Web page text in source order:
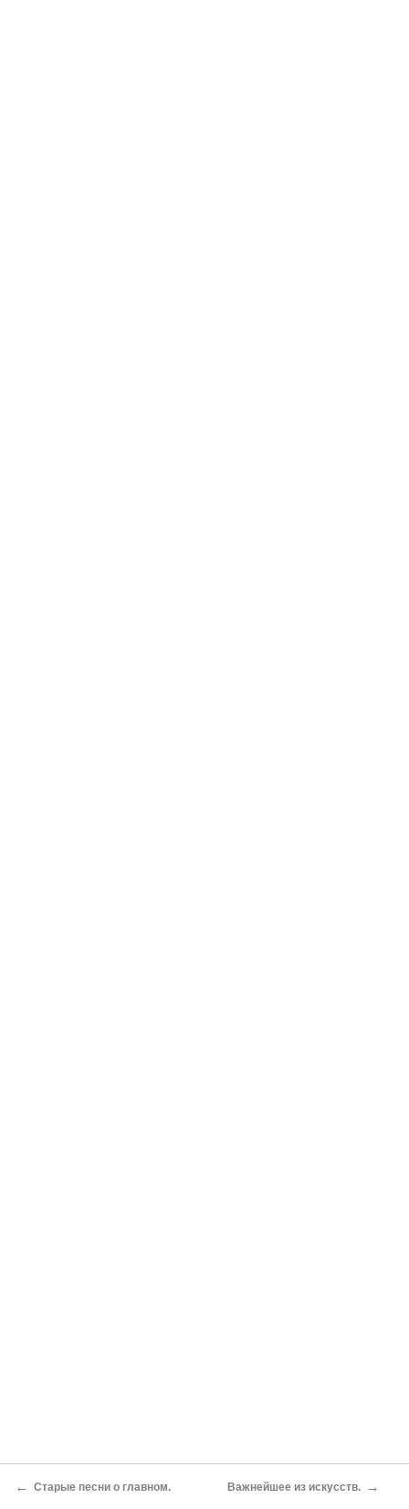
← Старые песни о главном. Важнейшее из искусств. →